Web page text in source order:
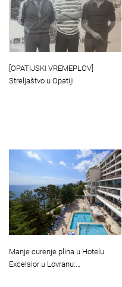
[OPATIJSKI VREMEPLOV]
Streljaštvo u Opatiji
Manje curenje plina u Hotelu
Excelsior u Lovranu:…